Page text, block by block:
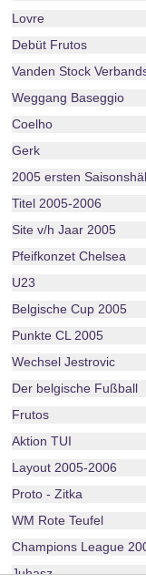
Lovre
Debüt Frutos
Vanden Stock
Weggang Baseggio
Coelho
Gerk
2005 ersten
Titel 2005-2006
Site v/h Jaar 2005
Pfeifkonzet Chelsea
U23
Belgische Cup 2005
Punkte CL 2005
Wechsel Jestrovic
Der belgische Fußball
Frutos
Aktion TUI
Layout 2005-2006
Proto - Zitka
WM Rote Teufel
Champions League
Juhasz